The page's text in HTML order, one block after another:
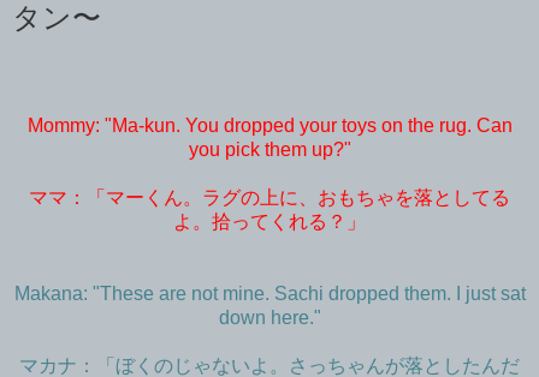
タン〜
Mommy: "Ma-kun. You dropped your toys on the rug. Can
you pick them up?"
ママ：「マーくん。ラグの上に、おもちゃを落としてる
よ。拾ってくれる？」
Makana: "These are not mine. Sachi dropped them. I just sat
down here."
マカナ：「ぼくのじゃないよ。さっちゃんが落としたんだ